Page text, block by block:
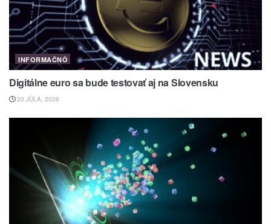
INFORMAČNÔ
Digitálne euro sa bude testovať aj na Slovensku
20 JÚLA, 2026